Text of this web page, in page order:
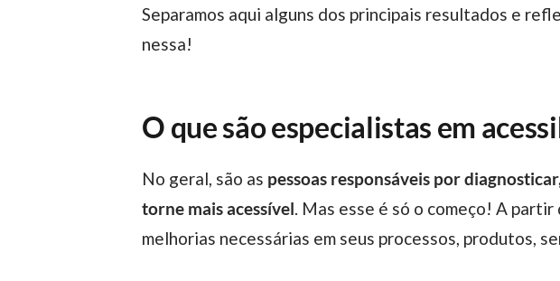
Separamos aqui alguns dos principais resultados e reflexões sobre a pesquisa para você conferir em seguida, então vamos
nessa!
O que são especialistas em
No geral, são as pessoas responsáveis por
torne mais acessível . Mas esse é só o começo! A
melhorias necessárias em seus processos, produtos,